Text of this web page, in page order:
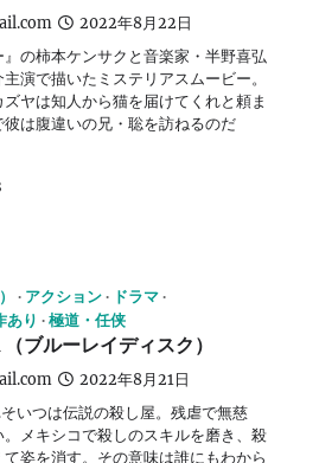
2022年8月22日
』の柿本ケンサクと音楽家・半野喜弘
演で描いたミステリアスムービー。
ヤは知人から猫を届けてくれと頼ま
は腹違いの兄・聡を訪ねるのだ
アクション
ドラマ
あり 極道・任侠
ブルーレイディスク）
2022年8月21日
いつは伝説の殺し屋。残虐で無慈
メキシコで殺しのスキルを磨き、殺
姿を消す。その意味は誰にもわから